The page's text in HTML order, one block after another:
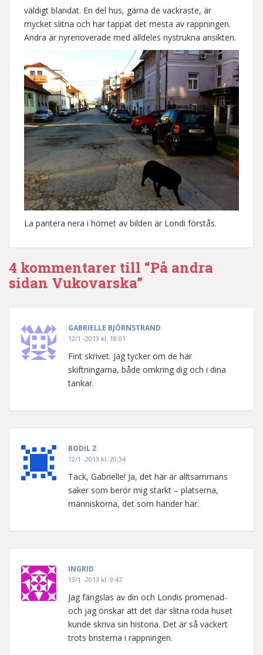
väldigt blandat. En del hus, gärna de vackraste, är
mycket slitna och har tappat det mesta av rappningen.
Andra är nyrenoverade med alldeles nystrukna ansikten.
La pantera nera i hörnet av bilden är Londi förstås.
4 kommentarer till “På andra
sidan Vukovarska”
GABRIELLE BJÖRNSTRAND
12/1 -2013 kl. 18:01
Fint skrivet. Jag tycker om de här
skiftningarna, både omkring dig och i dina
tankar.
BODIL Z
12/1 -2013 kl. 20:34
Tack, Gabrielle! Ja, det här är alltsammans
saker som berör mig starkt – platserna,
människorna, det som händer här.
INGRID
13/1 -2013 kl. 9:47
Jag fängslas av din och Londis promenad-
och jag önskar att det där slitna röda huset
kunde skriva sin historia. Det är så vackert
trots bristerna i rappningen.